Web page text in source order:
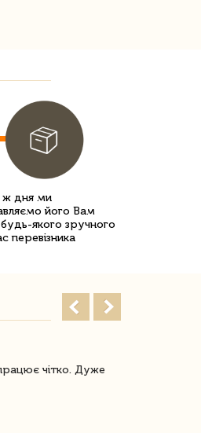
ж дня ми
його Вам
якого зручного
перевізника
чітко. Дуже